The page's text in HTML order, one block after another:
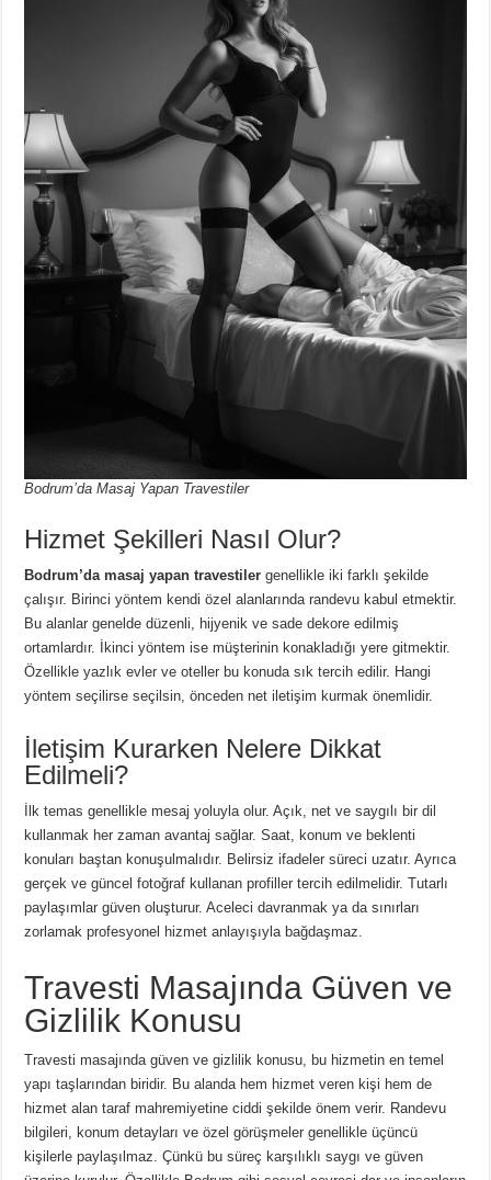
Bodrum’da Masaj Yapan Travestiler
Hizmet Şekilleri Nasıl Olur?
Bodrum’da masaj yapan travestiler genellikle iki farklı şekilde
çalışır. Birinci yöntem kendi özel alanlarında randevu kabul etmektir.
Bu alanlar genelde düzenli, hijyenik ve sade dekore edilmiş
ortamlardır. İkinci yöntem ise müşterinin konakladığı yere gitmektir.
Özellikle yazlık evler ve oteller bu konuda sık tercih edilir. Hangi
yöntem seçilirse seçilsin, önceden net iletişim kurmak önemlidir.
İletişim Kurarken Nelere Dikkat
Edilmeli?
İlk temas genellikle mesaj yoluyla olur. Açık, net ve saygılı bir dil
kullanmak her zaman avantaj sağlar. Saat, konum ve beklenti
konuları baştan konuşulmalıdır. Belirsiz ifadeler süreci uzatır. Ayrıca
gerçek ve güncel fotoğraf kullanan profiller tercih edilmelidir. Tutarlı
paylaşımlar güven oluşturur. Aceleci davranmak ya da sınırları
zorlamak profesyonel hizmet anlayışıyla bağdaşmaz.
Travesti Masajında Güven ve
Gizlilik Konusu
Travesti masajında güven ve gizlilik konusu, bu hizmetin en temel
yapı taşlarından biridir. Bu alanda hem hizmet veren kişi hem de
hizmet alan taraf mahremiyetine ciddi şekilde önem verir. Randevu
bilgileri, konum detayları ve özel görüşmeler genellikle üçüncü
kişilerle paylaşılmaz. Çünkü bu süreç karşılıklı saygı ve güven